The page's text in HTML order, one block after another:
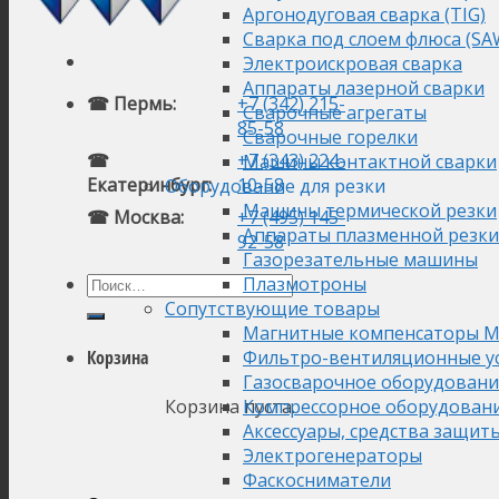
☎ Пермь:
+7 (342) 215-
85-58
☎
Екатеринбург:
+7 (343) 224-
10-58
☎ Москва:
+7 (495) 145-
92-58
Корзина
Корзина пуста.
Аргонодуговая сварка (TIG)
Сварка под слоем флюса
Электроискровая сварка
Аппараты лазерной сварки
Сварочные агрегаты
Сварочные горелки
Машины контактной сварки
Оборудование для резки
Машины термической резки
Аппараты плазменной резки
Газорезательные машины
Плазмотроны
Сопутствующие товары
Магнитные компенсаторы
Фильтро-вентиляционные
Газосварочное
Компрессорное
Аксессуары, средства
Электрогенераторы
Фаскосниматели